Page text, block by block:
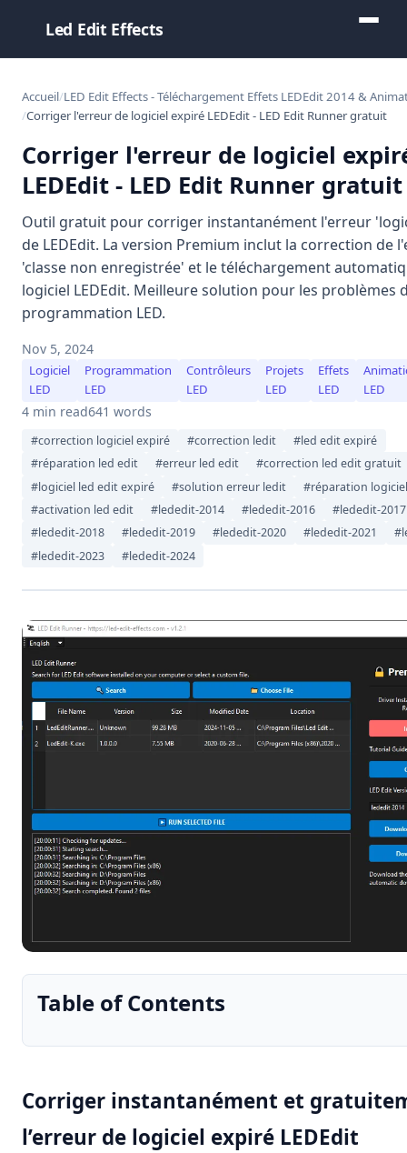
Led Edit Effects
Accueil LED Edit Effects - Téléchargement Effets LEDEdit 2014 &
Corriger l'erreur de logiciel expiré LEDEdit - LED Edit Runner gratuit
Corriger l'erreur de logiciel
LEDEdit - LED Edit Runner gratuit
Outil gratuit pour corriger instantanément l'erreur
de LEDEdit. La version Premium inclut la correction de
'classe non enregistrée' et le téléchargement
logiciel LEDEdit. Meilleure solution pour les problèmes
programmation LED.
Nov 5, 2024
Logiciel
LED
Programmation
LED
Contrôleurs
LED
Projets
LED
Effets
LED
LED
4 min read641 words
#correction logiciel expiré #correction ledit
#led edit expiré
#réparation led edit
#erreur led edit
#correction led edit gratuit
#logiciel led edit expiré
#solution erreur ledit
#réparation
#activation led edit
#lededit-2014 #lededit-2016
#lededit-2017
#lededit-2018
#lededit-2019 #lededit-2020 #lededit-2021
#lededit-2023
#lededit-2024
Table of Contents
Corriger instantanément et
l’erreur de logiciel expiré LEDEdit